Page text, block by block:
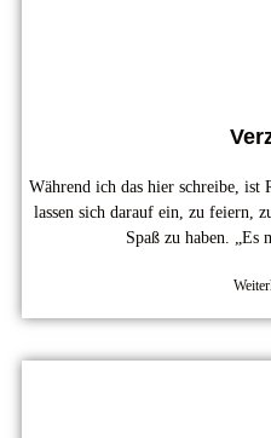
Während ich das hier schreibe, ist
lassen sich darauf ein, zu feiern,
Spaß zu haben. „Es